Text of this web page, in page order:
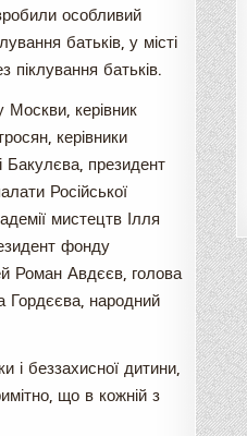
особливий
батьків, у місті
піклування батьків.
Москви, керівник
керівники
Бакулєва, президент
Російської
мистецтв Ілля
фонду
Роман Авдєєв, голова
Гордєєва, народний
і беззахисної дитини,
що в кожній з